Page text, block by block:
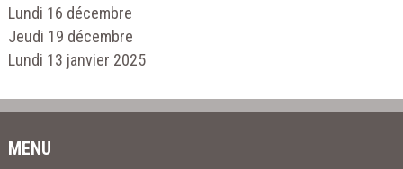
Lundi 16 décembre
Jeudi 19 décembre
Lundi 13 janvier 2025
MENU